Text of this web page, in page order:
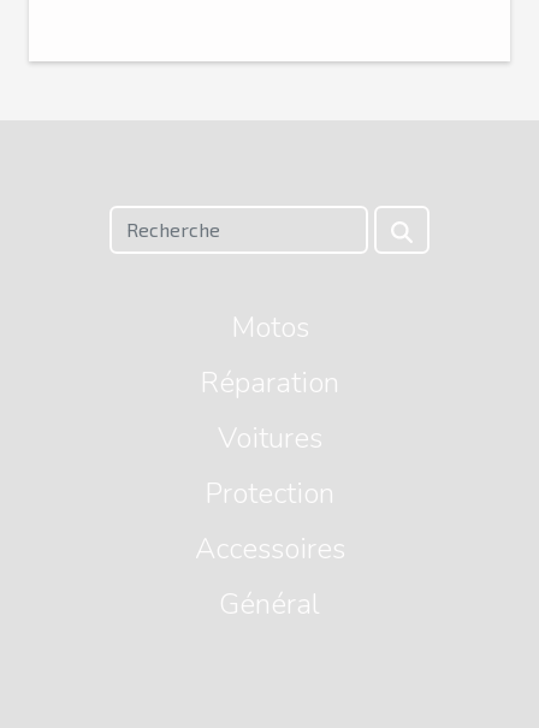
Motos
Réparation
Voitures
Protection
Accessoires
Général